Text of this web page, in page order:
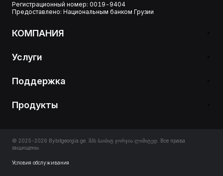
Регистрационный номер: 0019-9404
Предоставлено: Национальным банком Грузии
КОМПАНИЯ
Услуги
Поддержка
Продукты
© 2025-2026 Bybitgeorgia.ge. შპს ბაიბიტ ჯორჯია ლიმიტედ. Все права
защищены.
Условия обслуживания